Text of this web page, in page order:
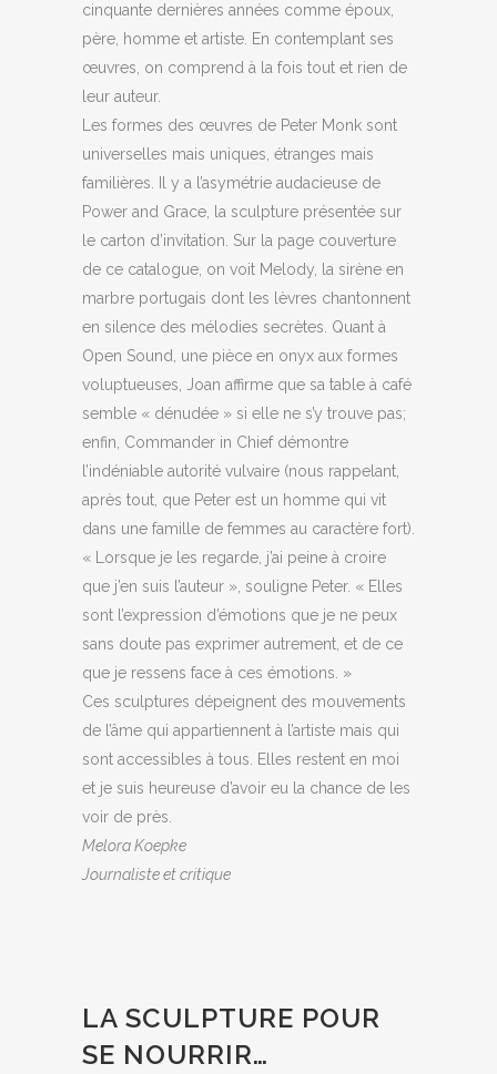
cinquante dernières années comme époux,
père, homme et artiste. En contemplant ses
œuvres, on comprend à la fois tout et rien de
leur auteur.
Les formes des œuvres de Peter Monk sont
universelles mais uniques, étranges mais
familières. Il y a l’asymétrie audacieuse de
Power and Grace, la sculpture présentée sur
le carton d’invitation. Sur la page couverture
de ce catalogue, on voit Melody, la sirène en
marbre portugais dont les lèvres chantonnent
en silence des mélodies secrètes. Quant à
Open Sound, une pièce en onyx aux formes
voluptueuses, Joan affirme que sa table à café
semble « dénudée » si elle ne s’y trouve pas;
enfin, Commander in Chief démontre
l’indéniable autorité vulvaire (nous rappelant,
après tout, que Peter est un homme qui vit
dans une famille de femmes au caractère fort).
« Lorsque je les regarde, j’ai peine à croire
que j’en suis l’auteur », souligne Peter. « Elles
sont l’expression d’émotions que je ne peux
sans doute pas exprimer autrement, et de ce
que je ressens face à ces émotions. »
Ces sculptures dépeignent des mouvements
de l’âme qui appartiennent à l’artiste mais qui
sont accessibles à tous. Elles restent en moi
et je suis heureuse d’avoir eu la chance de les
voir de près.
Melora Koepke
Journaliste et critique
LA SCULPTURE POUR
SE NOURRIR…